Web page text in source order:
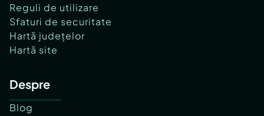
Reguli de utilizare
Sfaturi de securitate
Hartă județelor
Hartă site
Despre
Blog